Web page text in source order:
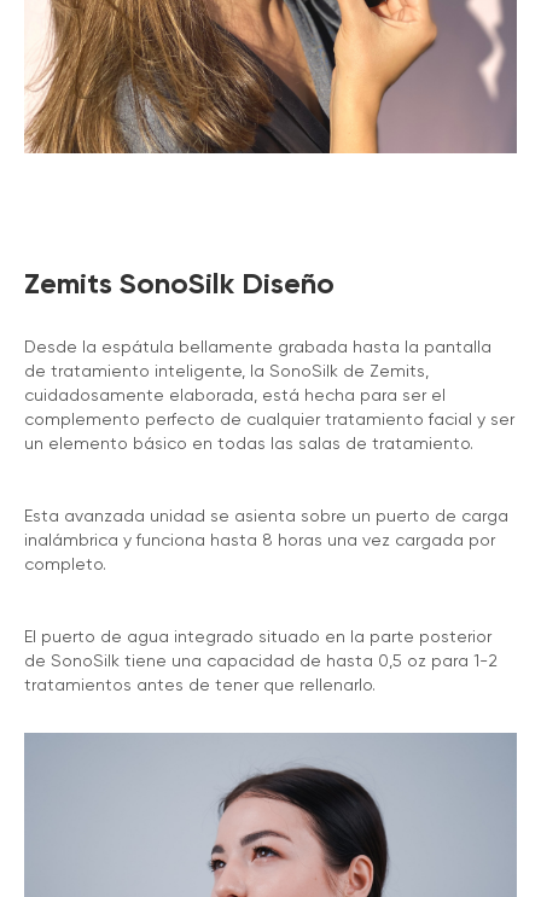
Zemits SonoSilk Diseño
Desde la espátula bellamente grabada hasta la pantalla
de tratamiento inteligente, la SonoSilk de Zemits,
cuidadosamente elaborada, está hecha para ser el
complemento perfecto de cualquier tratamiento facial y ser
un elemento básico en todas las salas de tratamiento.
Esta avanzada unidad se asienta sobre un puerto de carga
inalámbrica y funciona hasta 8 horas una vez cargada por
completo.
El puerto de agua integrado situado en la parte posterior
de SonoSilk tiene una capacidad de hasta 0,5 oz para 1-2
tratamientos antes de tener que rellenarlo.